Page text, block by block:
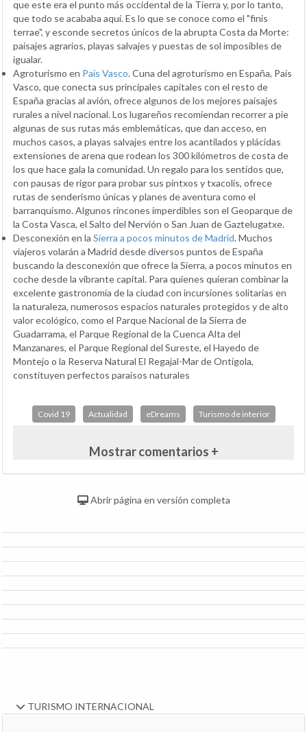
que este era el punto más occidental de la Tierra y, por lo tanto,
que todo se acababa aquí. Es lo que se conoce como el "finis
terrae", y esconde secretos únicos de la abrupta Costa da Morte:
paisajes agrarios, playas salvajes y puestas de sol imposibles de
igualar.
Agroturismo en País Vasco. Cuna del agroturismo en España, País
Vasco, que conecta sus principales capitales con el resto de
España gracias al avión, ofrece algunos de los mejores paisajes
rurales a nivel nacional. Los lugareños recomiendan recorrer a pie
algunas de sus rutas más emblemáticas, que dan acceso, en
muchos casos, a playas salvajes entre los acantilados y plácidas
extensiones de arena que rodean los 300 kilómetros de costa de
los que hace gala la comunidad. Un regalo para los sentidos que,
con pausas de rigor para probar sus pintxos y txacolís, ofrece
rutas de senderismo únicas y planes de aventura como el
barranquismo. Algunos rincones imperdibles son el Geoparque de
la Costa Vasca, el Salto del Nervión o San Juan de Gaztelugatxe.
Desconexión en la Sierra a pocos minutos de Madrid. Muchos
viajeros volarán a Madrid desde diversos puntos de España
buscando la desconexión que ofrece la Sierra, a pocos minutos en
coche desde la vibrante capital. Para quienes quieran combinar la
excelente gastronomía de la ciudad con incursiones solitarias en
la naturaleza, numerosos espacios naturales protegidos y de alto
valor ecológico, como el Parque Nacional de la Sierra de
Guadarrama, el Parque Regional de la Cuenca Alta del
Manzanares, el Parque Regional del Sureste, el Hayedo de
Montejo o la Reserva Natural El Regajal-Mar de Ontígola,
constituyen perfectos paraísos naturales
Covid 19 Actualidad eDreams Turismo de interior
Mostrar comentarios +
Abrir página en versión completa
TURISMO INTERNACIONAL